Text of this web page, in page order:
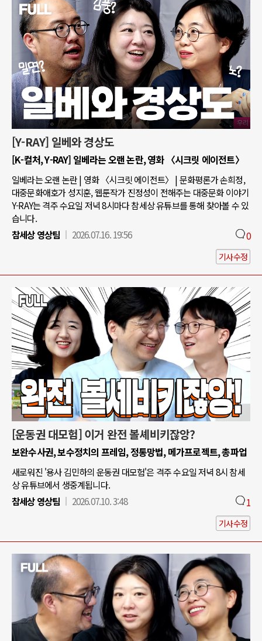
[Y-RAY] 일베와 경상도
[K-컬처, Y-RAY] 일베라는 오랜 논란, 영화 〈시크릿 에이전트〉
일베라는 오랜 논란 | 영화 〈시크릿 에이전트〉 | 문화평론가 손희정,
대중문화애호가 성지훈, 웹툰작가 진정성이 전해주는 대중문화 이야기
Y-RAY는 격주 수요일 저녁 8시마다 참세상 유튜브를 통해 찾아볼 수 있
습니다.
참세상 영상팀
2026.07.16. 19:56 0
기사수정
[운동권 대모험] 이거 완전 볼셰비키잖앙?
보완수사권, 보수정치의 프레임, 정통망법, 메가프로젝트, 총파업
새로워진 '용사 김민하의 운동권 대모험'은 격주 수요일 저녁 8시 참세
상 유튜브에서 생중계됩니다.
참세상 영상팀
2026.07.10. 3:48 1
기사수정